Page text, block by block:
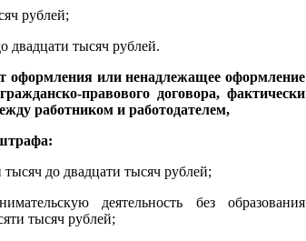
рублей;
двадцати тысяч рублей.
оформления или ненадлежащее оформление
правового договора, фактически
работником и работодателем,
до двадцати тысяч рублей;
деятельность без образования
тысяч рублей;